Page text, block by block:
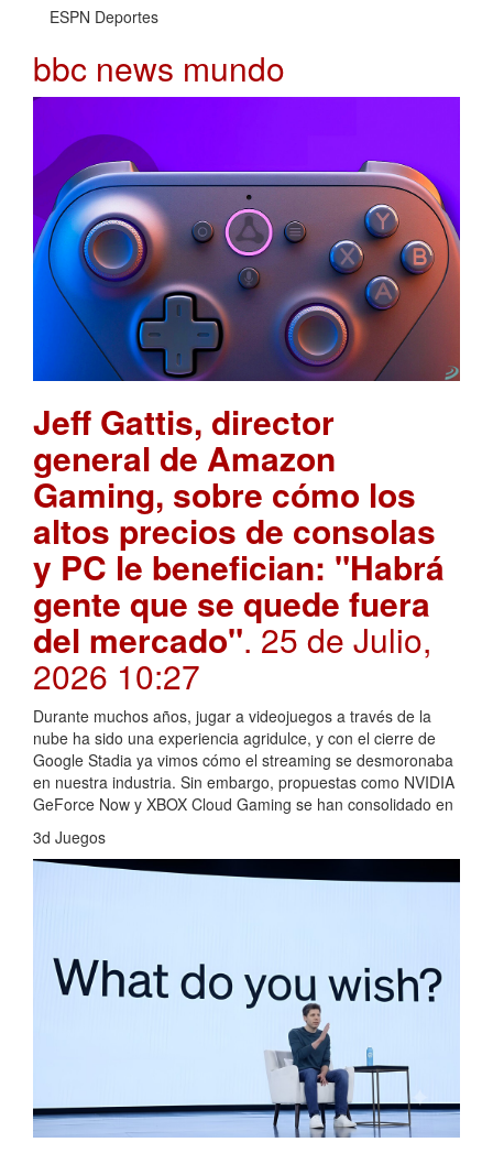
ESPN Deportes
bbc news mundo
Jeff Gattis, director
general de Amazon
Gaming, sobre cómo los
altos precios de consolas
y PC le benefician: "Habrá
gente que se quede fuera
del mercado". 25 de Julio,
2026 10:27
Durante muchos años, jugar a videojuegos a través de la
nube ha sido una experiencia agridulce, y con el cierre de
Google Stadia ya vimos cómo el streaming se desmoronaba
en nuestra industria. Sin embargo, propuestas como NVIDIA
GeForce Now y XBOX Cloud Gaming se han consolidado en
3d Juegos